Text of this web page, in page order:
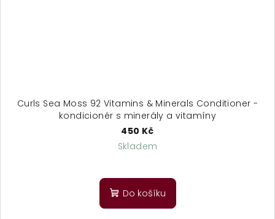
Curls Sea Moss 92 Vitamins & Minerals Conditioner -
kondicionér s minerály a vitamíny
450 Kč
Skladem
Do košíku